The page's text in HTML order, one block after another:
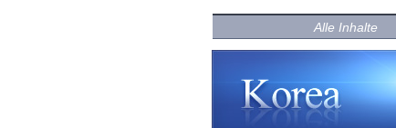
Alle Inhalte